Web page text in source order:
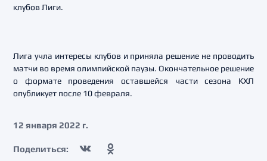
клубов Лиги.
Лига учла интересы клубов и приняла решение не проводить
матчи во время олимпийской паузы. Окончательное решение
о формате проведения оставшейся части сезона КХЛ
опубликует после 10 февраля.
12 января 2022 г.
Поделиться: